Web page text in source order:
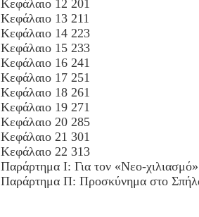
Κεφάλαιο 12 201
Κεφάλαιο 13 211
Κεφάλαιο 14 223
Κεφάλαιο 15 233
Κεφάλαιο 16 241
Κεφάλαιο 17 251
Κεφάλαιο 18 261
Κεφάλαιο 19 271
Κεφάλαιο 20 285
Κεφάλαιο 21 301
Κεφάλαιο 22 313
Παράρτημα Ι: Για τον «Νεο-
Παράρτημα Π: Προσκύνημα στο